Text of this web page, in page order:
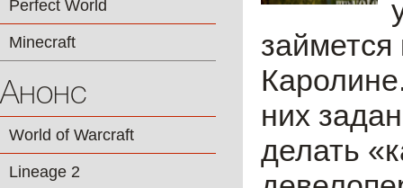
Perfect World
Minecraft
Анонс
World of Warcraft
Lineage 2
них
делать